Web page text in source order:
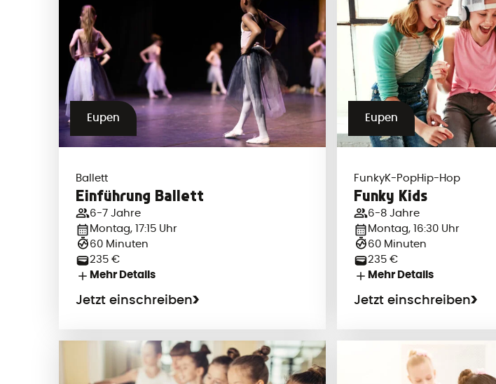
Eupen
Ballett
Einführung Ballett
6-7 Jahre
Montag, 17:15 Uhr
60 Minuten
235 €
Mehr Details
Jetzt einschreiben
Eupen
FunkyK-PopHip-Hop
Funky Kids
6-8 Jahre
Montag, 16:30 Uhr
60 Minuten
235 €
Mehr Details
Jetzt einschreiben